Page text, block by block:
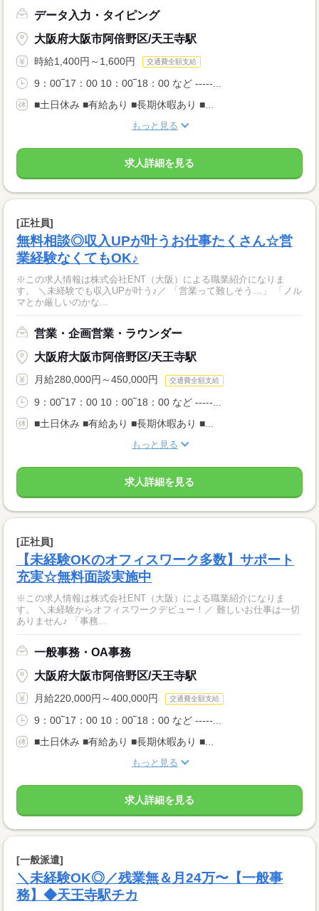
データ入力・タイピング
大阪府大阪市阿倍野区/天王寺駅
時給1,400円～1,600円 交通費全額支給
9：00‾17：00 10：00‾18：00 など -----...
■土日休み ■有給あり ■長期休暇あり ■...
もっと見る
求人詳細を見る
[正社員]
無料相談◎収入UPが叶うお仕事たくさん☆営
業経験なくてもOK♪
※この求人情報は株式会社ENT（大阪）による職業紹介になりま
す。 ＼未経験でも収入UPが叶う♪／ 「営業って難しそう…」 「ノル
マとか厳しいのかな...
営業・企画営業・ラウンダー
大阪府大阪市阿倍野区/天王寺駅
月給280,000円～450,000円 交通費全額支給
9：00‾17：00 10：00‾18：00 など -----...
■土日休み ■有給あり ■長期休暇あり ■...
もっと見る
求人詳細を見る
[正社員]
【未経験OKのオフィスワーク多数】サポート
充実☆無料面談実施中
※この求人情報は株式会社ENT（大阪）による職業紹介になりま
す。 ＼未経験からオフィスワークデビュー！／ 難しいお仕事は一切
ありません♪ 「事務...
一般事務・OA事務
大阪府大阪市阿倍野区/天王寺駅
月給220,000円～400,000円 交通費全額支給
9：00‾17：00 10：00‾18：00 など -----...
■土日休み ■有給あり ■長期休暇あり ■...
もっと見る
求人詳細を見る
[一般派遣]
＼未経験OK◎／残業無＆月24万〜【一般事
務】◆天王寺駅チカ